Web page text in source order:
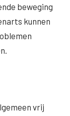
beweging
kunnen
vrij